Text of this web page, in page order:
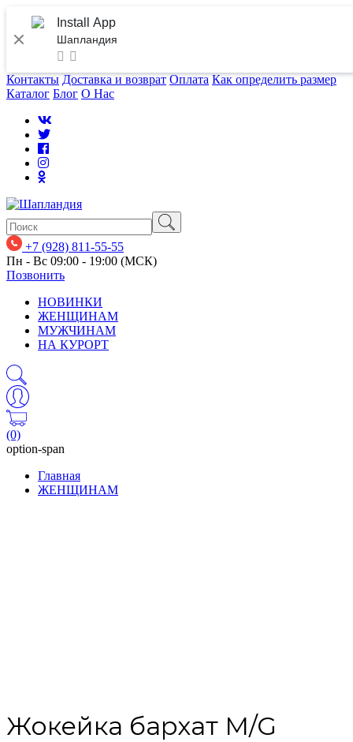
Install App
Шапландия
Контакты Доставка и возврат Оплата Как определить размер
Каталог Блог О Нас
+7 (928) 811-55-55
Пн - Вс 09:00 - 19:00 (МСК)
Позвонить
НОВИНКИ
ЖЕНЩИНАМ
МУЖЧИНАМ
НА КУРОРТ
(0)
option-span
Главная
ЖЕНЩИНАМ
Жокейка бархат M/G